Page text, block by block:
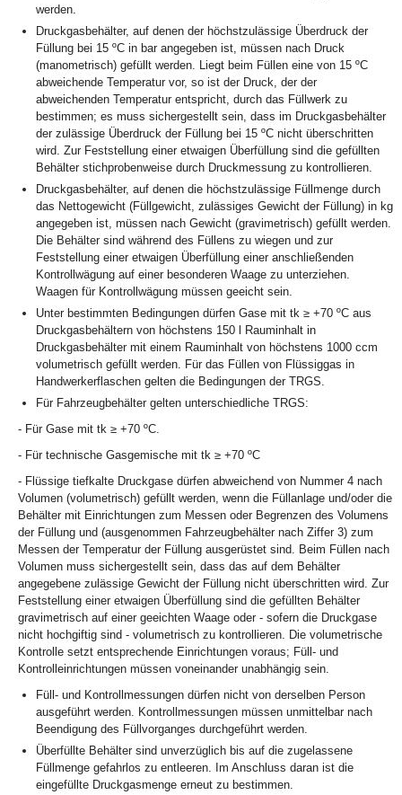
werden.
Druckgasbehälter, auf denen der höchstzulässige Überdruck der
Füllung bei 15 ºC in bar angegeben ist, müssen nach Druck
(manometrisch) gefüllt werden. Liegt beim Füllen eine von 15 ºC
abweichende Temperatur vor, so ist der Druck, der der
abweichenden Temperatur entspricht, durch das Füllwerk zu
bestimmen; es muss sichergestellt sein, dass im Druckgasbehälter
der zulässige Überdruck der Füllung bei 15 ºC nicht überschritten
wird. Zur Feststellung einer etwaigen Überfüllung sind die gefüllten
Behälter stichprobenweise durch Druckmessung zu kontrollieren.
Druckgasbehälter, auf denen die höchstzulässige Füllmenge durch
das Nettogewicht (Füllgewicht, zulässiges Gewicht der Füllung) in kg
angegeben ist, müssen nach Gewicht (gravimetrisch) gefüllt werden.
Die Behälter sind während des Füllens zu wiegen und zur
Feststellung einer etwaigen Überfüllung einer anschließenden
Kontrollwägung auf einer besonderen Waage zu unterziehen.
Waagen für Kontrollwägung müssen geeicht sein.
Unter bestimmten Bedingungen dürfen Gase mit tk ≥ +70 ºC aus
Druckgasbehältern von höchstens 150 l Rauminhalt in
Druckgasbehälter mit einem Rauminhalt von höchstens 1000 ccm
volumetrisch gefüllt werden. Für das Füllen von Flüssiggas in
Handwerkerflaschen gelten die Bedingungen der TRGS.
Für Fahrzeugbehälter gelten unterschiedliche TRGS:
- Für Gase mit tk ≥ +70 ºC.
- Für technische Gasgemische mit tk ≥ +70 ºC
- Flüssige tiefkalte Druckgase dürfen abweichend von Nummer 4 nach
Volumen (volumetrisch) gefüllt werden, wenn die Füllanlage und/oder die
Behälter mit Einrichtungen zum Messen oder Begrenzen des Volumens
der Füllung und (ausgenommen Fahrzeugbehälter nach Ziffer 3) zum
Messen der Temperatur der Füllung ausgerüstet sind. Beim Füllen nach
Volumen muss sichergestellt sein, dass das auf dem Behälter
angegebene zulässige Gewicht der Füllung nicht überschritten wird. Zur
Feststellung einer etwaigen Überfüllung sind die gefüllten Behälter
gravimetrisch auf einer geeichten Waage oder - sofern die Druckgase
nicht hochgiftig sind - volumetrisch zu kontrollieren. Die volumetrische
Kontrolle setzt entsprechende Einrichtungen voraus; Füll- und
Kontrolleinrichtungen müssen voneinander unabhängig sein.
Füll- und Kontrollmessungen dürfen nicht von derselben Person
ausgeführt werden. Kontrollmessungen müssen unmittelbar nach
Beendigung des Füllvorganges durchgeführt werden.
Überfüllte Behälter sind unverzüglich bis auf die zugelassene
Füllmenge gefahrlos zu entleeren. Im Anschluss daran ist die
eingefüllte Druckgasmenge erneut zu bestimmen.